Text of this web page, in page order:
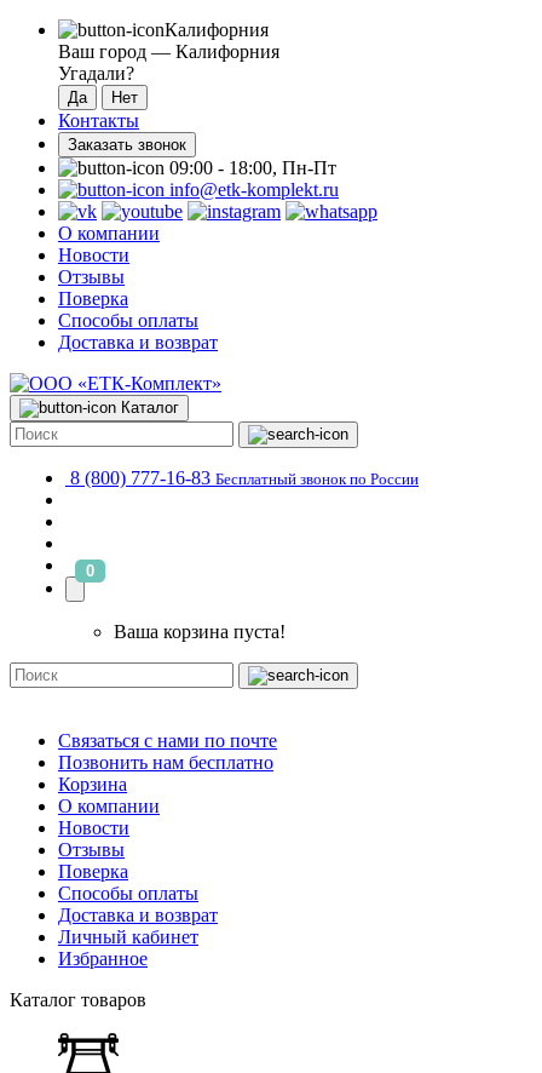
Калифорния
Ваш город — Калифорния
Угадали?
Контакты
Заказать звонок
09:00 - 18:00, Пн-Пт
info@etk-komplekt.ru
О компании
Новости
Отзывы
Поверка
Способы оплаты
Доставка и возврат
Каталог
8 (800) 777-16-83 Бесплатный звонок по России
0
Ваша корзина пуста!
Связаться с нами по почте
Позвонить нам бесплатно
Корзина
О компании
Новости
Отзывы
Поверка
Способы оплаты
Доставка и возврат
Личный кабинет
Избранное
Каталог товаров